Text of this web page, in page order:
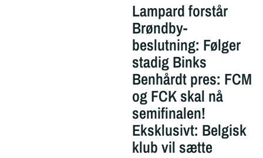
Lampard forstår
Brøndby-
beslutning: Følger
stadig Binks
Benhårdt pres: FCM
og FCK skal nå
semifinalen!
Eksklusivt: Belgisk
klub vil sætte